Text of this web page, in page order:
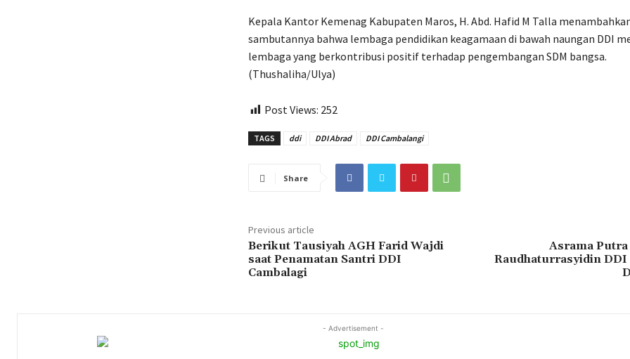
Kepala Kantor Kemenag Kabupaten Maros, H. Abd. Hafid M Talla
sambutannya bahwa lembaga pendidikan keagamaan di bawah naungan DDI
lembaga yang berkontribusi positif terhadap pengembangan SDM bangsa.
(Thushaliha/Ulya)
Post Views: 252
TAGS ddi DDI Abrad DDI Cambalangi
Share
Previous article
Berikut Tausiyah AGH Farid Wajdi
saat Penamatan Santri DDI
Cambalagi
Asrama
Raudhaturrasyidin DDI
- Advertisement -